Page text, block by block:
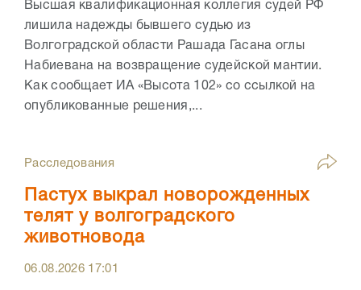
Высшая квалификационная коллегия судей РФ
лишила надежды бывшего судью из
Волгоградской области Рашада Гасана оглы
Набиевана на возвращение судейской мантии.
Как сообщает ИА «Высота 102» со ссылкой на
опубликованные решения,...
Расследования
Пастух выкрал новорожденных
телят у волгоградского
животновода
06.08.2026 17:01